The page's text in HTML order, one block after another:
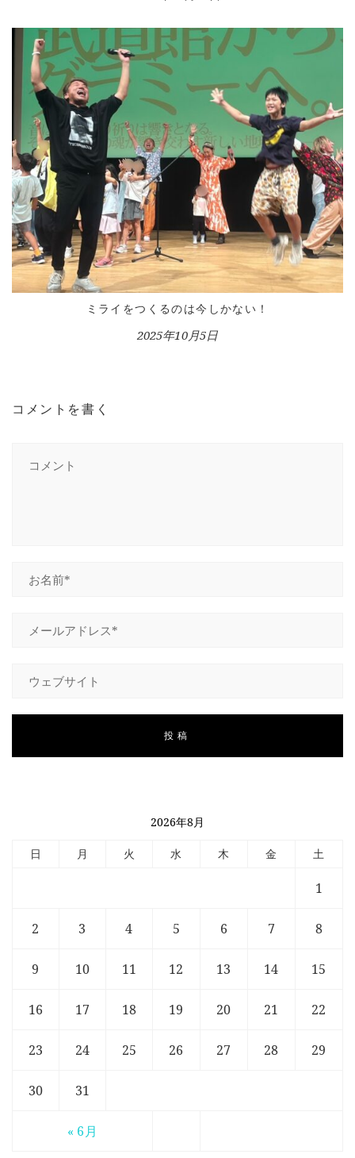
HOME
INFORMATION
VOICE GALLERY
WORKS
ミライをつくるのは今しかない！
2025年10月5日
コメントを書く
2026年8月
日 月 火 水 木 金 土
« 6月
1
2 3 4 5 6 7 8
9 10 11 12 13 14 15
16 17 18 19 20 21 22
23 24 25 26 27 28 29
30 31